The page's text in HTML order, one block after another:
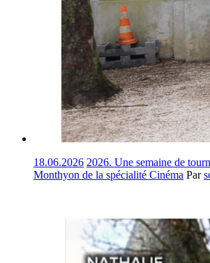
18.06.2026 2026. Une semaine de
Monthyon de la spécialité Cinéma Par